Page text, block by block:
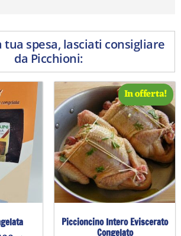
tua spesa, lasciati consigliare
da Picchioni:
In offerta!
Piccioncino Intero Eviscerato
Congelato